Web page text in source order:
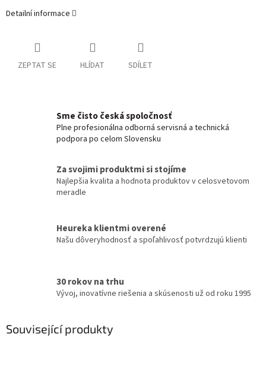
Detailní informace
ZEPTAT SE HLÍDAT SDÍLET
Sme čisto česká spoločnosť
Plne profesionálna odborná servisná a technická
podpora po celom Slovensku
Za svojimi produktmi si stojíme
Najlepšia kvalita a hodnota produktov v celosvetovom
meradle
Heureka klientmi overené
Našu dôveryhodnosť a spoľahlivosť potvrdzujú klienti
30 rokov na trhu
Vývoj, inovatívne riešenia a skúsenosti už od roku 1995
Související produkty